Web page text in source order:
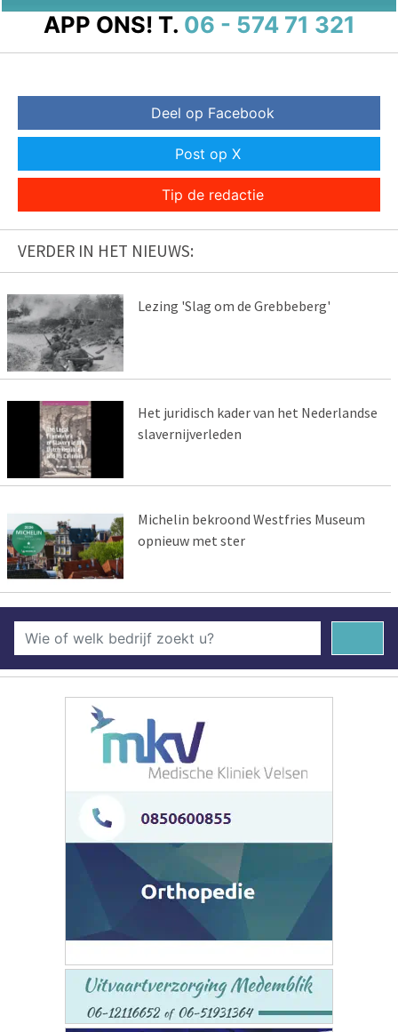
APP ONS! T. 06 - 574 71 321
Deel op Facebook
Post op X
Tip de redactie
VERDER IN HET NIEUWS:
Lezing 'Slag om de Grebbeberg'
Het juridisch kader van het Nederlandse
slavernijverleden
Michelin bekroond Westfries Museum
opnieuw met ster